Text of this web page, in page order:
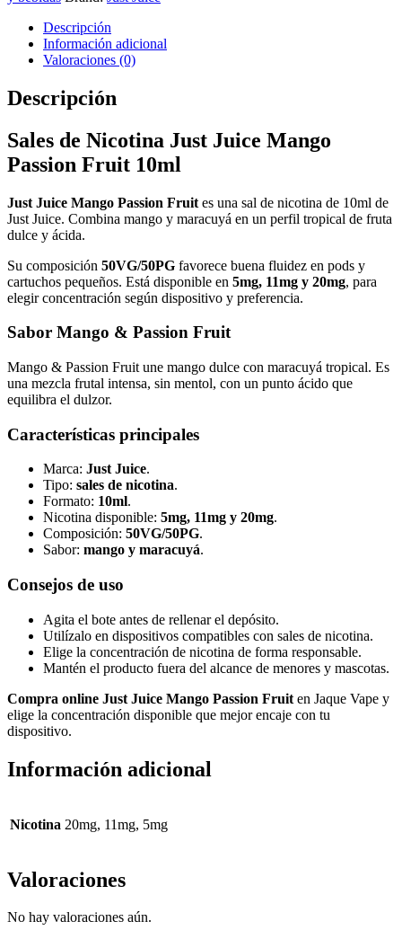
Descripción
Información adicional
Valoraciones (0)
Descripción
Sales de Nicotina Just Juice Mango
Passion Fruit 10ml
Just Juice Mango Passion Fruit es una sal de nicotina de 10ml de
Just Juice. Combina mango y maracuyá en un perfil tropical de fruta
dulce y ácida.
Su composición 50VG/50PG favorece buena fluidez en pods y
cartuchos pequeños. Está disponible en 5mg, 11mg y 20mg, para
elegir concentración según dispositivo y preferencia.
Sabor Mango & Passion Fruit
Mango & Passion Fruit une mango dulce con maracuyá tropical. Es
una mezcla frutal intensa, sin mentol, con un punto ácido que
equilibra el dulzor.
Características principales
Marca: Just Juice.
Tipo: sales de nicotina.
Formato: 10ml.
Nicotina disponible: 5mg, 11mg y 20mg.
Composición: 50VG/50PG.
Sabor: mango y maracuyá.
Consejos de uso
Agita el bote antes de rellenar el depósito.
Utilízalo en dispositivos compatibles con sales de nicotina.
Elige la concentración de nicotina de forma responsable.
Mantén el producto fuera del alcance de menores y mascotas.
Compra online Just Juice Mango Passion Fruit en Jaque Vape y
elige la concentración disponible que mejor encaje con tu
dispositivo.
Información adicional
Nicotina 20mg, 11mg, 5mg
Valoraciones
No hay valoraciones aún.